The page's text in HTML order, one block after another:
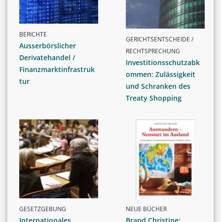
BERICHTE
Ausserbörslicher
Derivatehandel /
Finanzmarktinfrastruk
tur
GERICHTSENTSCHEIDE /
RECHTSPRECHUNG
Investitionsschutzabk
ommen: Zulässigkeit
und Schranken des
Treaty Shopping
GESETZGEBUNG NEUE BÜCHER